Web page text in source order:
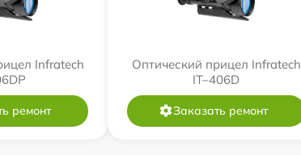
Infratech
ремонт
Оптический прицел Infratech
IT–406D
Заказать ремонт